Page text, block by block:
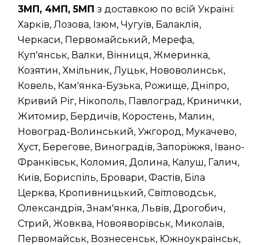
3МП, 4МП, 5МП з доставкою по всій Україні:
Харків, Лозова, Ізюм, Чугуїв, Балаклія,
Черкаси, Первомайський, Мерефа,
Куп'янськ, Валки, Вінниця, Жмеринка,
Козятин, Хмільник, Луцьк, Нововолинськ,
Ковель, Кам'янка-Бузька, Рожище, Дніпро,
Кривий Ріг, Нікополь, Павлоград, Кринички,
Житомир, Бердичів, Коростень, Малин,
Новоград-Волинський, Ужгород, Мукачево,
Хуст, Берегове, Виноградів, Запоріжжя, Івано-
Франківськ, Коломия, Долина, Калуш, Галич,
Київ, Бориспіль, Бровари, Фастів, Біла
Церква, Кропивницький, Світловодськ,
Олександрія, Знам'янка, Львів, Дрогобич,
Стрий, Жовква, Новояворівськ, Миколаїв,
Первомайськ, Вознесенськ, Южноукраїнськ,